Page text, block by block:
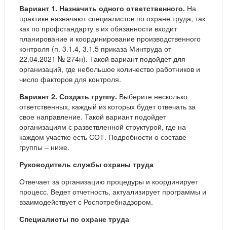
Вариант 1. Назначить одного ответственного. На
практике назначают специалистов по охране труда, так
как по профстандарту в их обязанности входит
планирование и координирование производственного
контроля (п. 3.1.4, 3.1.5 приказа Минтруда от
22.04.2021 № 274н). Такой вариант подойдет для
организаций, где небольшое количество работников и
число факторов для контроля.
Вариант 2. Создать группу. Выберите несколько
ответственных, каждый из которых будет отвечать за
свое направление. Такой вариант подойдет
организациям с разветвленной структурой, где на
каждом участке есть СОТ. Подробности о составе
группы – ниже.
Руководитель службы охраны труда
Отвечает за организацию процедуры и координирует
процесс. Ведет отчетность, актуализирует программы и
взаимодействует с Роспотребнадзором.
Специалисты по охране труда